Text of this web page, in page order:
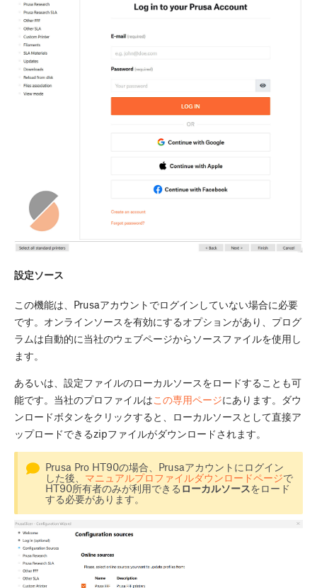
設定ソース
この機能は、Prusaアカウントでログインしていない場合に必要
です。オンラインソースを有効にするオプションがあり、プログ
ラムは自動的に当社のウェブページからソースファイルを使用し
ます。
あるいは、設定ファイルのローカルソースをロードすることも可
能です。当社のプロファイルはこの専用ページにあります。ダウ
ンロードボタンをクリックすると、ローカルソースとして直接ア
ップロードできるzipファイルがダウンロードされます。
Prusa Pro HT90の場合、Prusaアカウントにログイン
した後、 マニュアルプロファイルダウンロードページで
HT90所有者のみが利用できる ローカルソースをロード
する必要があります。